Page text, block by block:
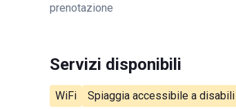
prenotazione
Servizi disponibili
WiFi Spiaggia accessibile a disabili